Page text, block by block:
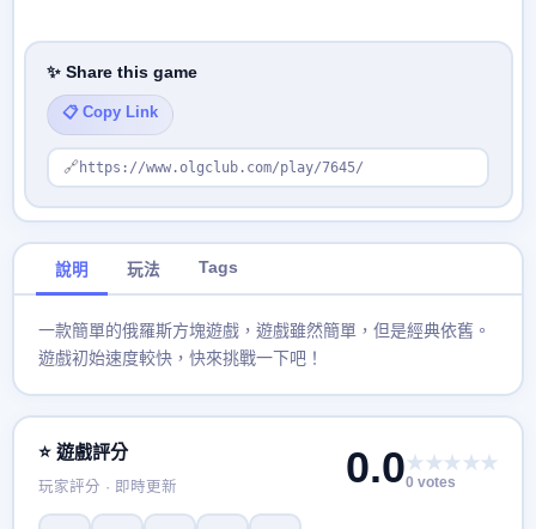
✨ Share this game
📋 Copy Link
🔗 https://www.olgclub.com/play/7645/
說明 玩法 Tags
一款簡單的俄羅斯方塊遊戲，遊戲雖然簡單，但是經典依舊。
遊戲初始速度較快，快來挑戰一下吧！
⭐ 遊戲評分
玩家評分 · 即時更新 0.0★★★★★
0 votes